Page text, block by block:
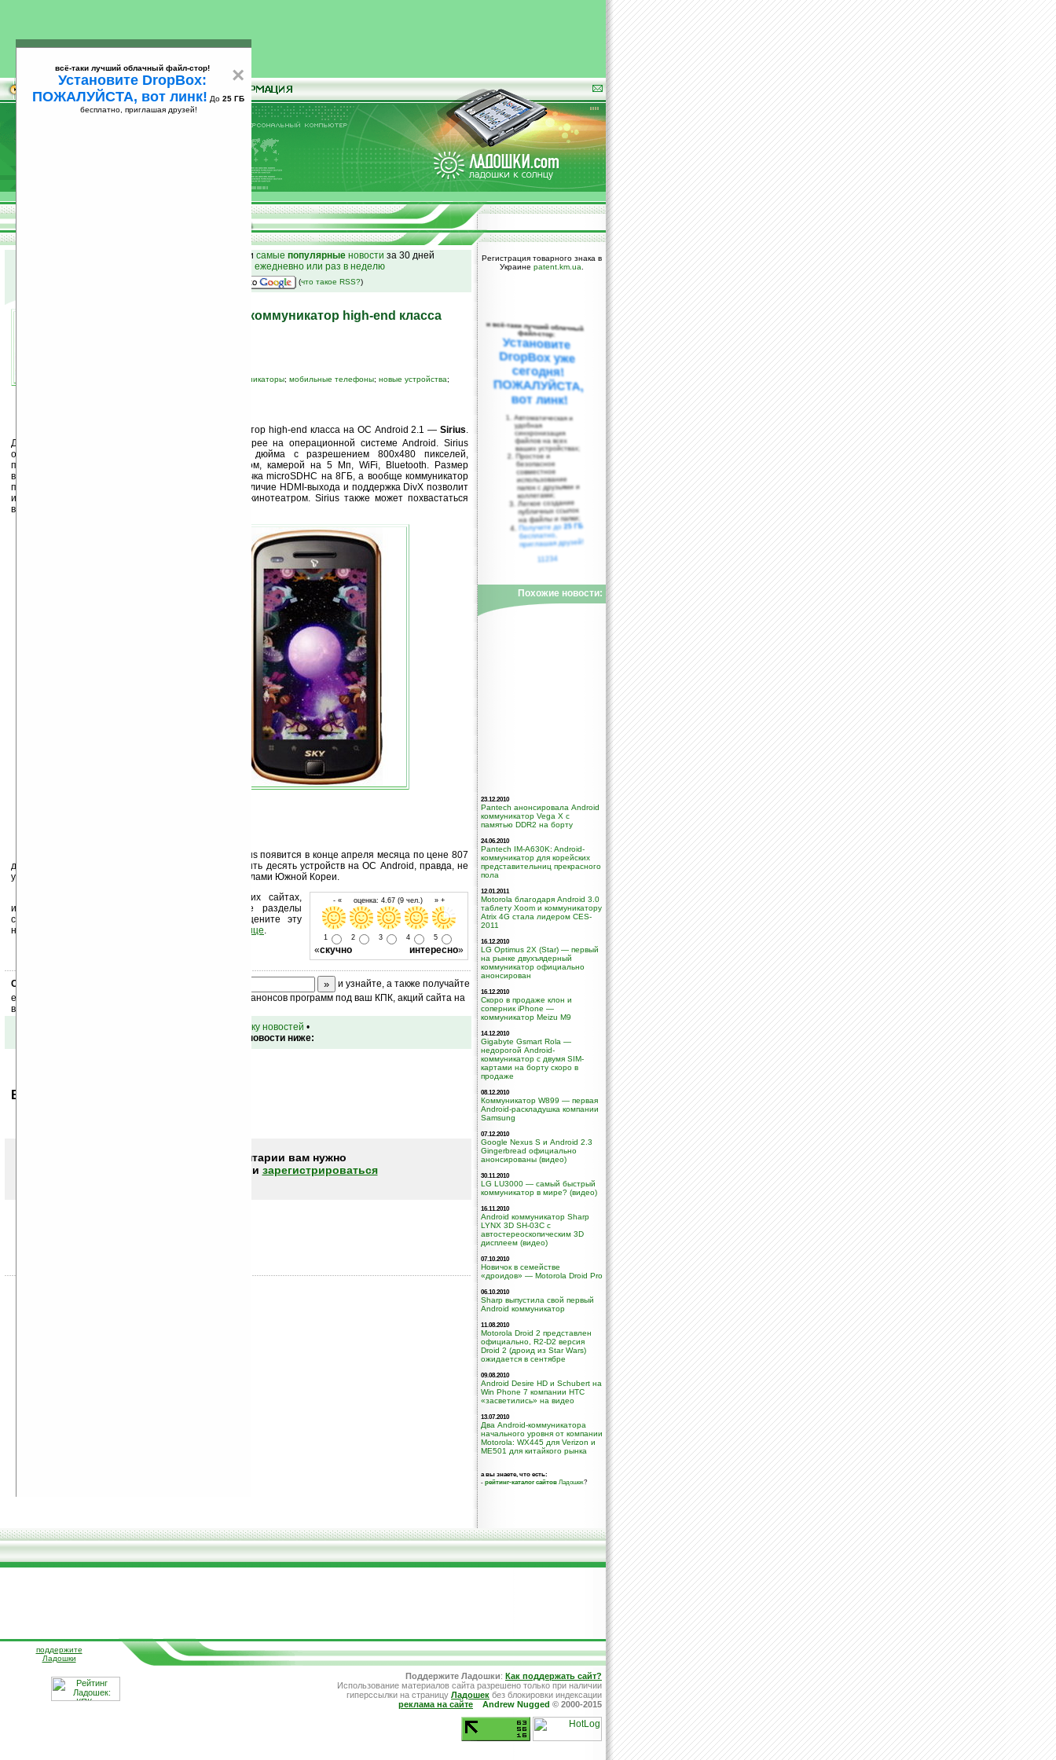
25
и самые популярные новости за 30 дней
на email ежедневно или раз в неделю
(что такое RSS?)
Sirius — Pantech Android-коммуникатор high-end класса
коммуникаторы; мобильные телефоны; новые устройства;
представила свой первый коммуникатор high-end класса на ОС Android 2.1 — Sirius.
Данный коммуникатор будет третьим в Южной Корее на операционной системе Android. Sirius
оснащён сенсорным AMOLED-дисплеем на 3.7 дюйма с разрешением 800x480 пикселей,
процессором Snapdragon 1 ГГц, T-DMB TV-тюнером, камерой на 5 Мп, WiFi, Bluetooth. Размер
встроенной памяти 500MБ. В комплекте идет карточка microSDHC на 8ГБ, а вообще коммуникатор
поддерживает карты памяти размером до 32 ГБ. Наличие HDMI-выхода и поддержка DivX позволит
использовать коммуникатор в связке с домашним кинотеатром. Sirius также может похвастаться
встроенным веб-браузером с поддержкой Flash.
В сети мобильного оператора SK Telecom Sirius появится в конце апреля месяца по цене 807
долларов. Pantech планирует до конца года выпустить десять устройств на ОС Android, правда, не
уточняет, сколько из них будут продаваться за пределами Южной Кореи.
- « оценка: 4.67 (9 чел.) » +
1 2 3 4 5
«скучно интересно»
Устанавливайте линк на Ладошки на своих сайтах,
изучайте коммерческую информацию, посещайте разделы
сайта (форум, чат, новости, файлы, прочие). Оцените эту
новость и оставьте свой комментарий
ниже на странице.
Скоро
и узнайте, а также получайте
ежедневный или еженедельный дайджест новостей, анонсов программ под ваш КПК, акций сайта на
ваш почтовый ящик.
вернуться к списку новостей •
Обсуждение этой новости ниже:
Ваше мнение будет первым.
Чтобы писать комментарии вам нужно
или зарегистрироваться
Регистрация товарного знака в
Украине patent.km.ua
×
всё-таки лучший облачный файл-стор!
Установите DropBox:
ПОЖАЛУЙСТА, вот линк! До 25 ГБ
бесплатно, приглашая друзей!
и всё-таки лучший облачный
файл-стор:
Установите
DropBox уже
сегодня!
ПОЖАЛУЙСТА,
вот линк!
Автоматическая и
удобная
синхронизация
файлов на всех
ваших устройствах;
Простое и
безопасное
совместное
использование
папок с друзьями и
коллегами;
Легкое создание
публичных ссылок
на файлы и папки;
Получите до25 ГБ
бесплатно,
приглашая друзей!
11234
Похожие новости:
23.12.2010
Pantech анонсировала Android
коммуникатор Vega X с
памятью DDR2 на борту
24.06.2010
Pantech IM-A630K: Android-
коммуникатор для корейских
представительниц прекрасного
пола
12.01.2011
Motorola благодаря Android 3.0
таблету Xoom и коммуникатору
Atrix 4G стала лидером CES-
2011
16.12.2010
LG Optimus 2X (Star) — первый
на рынке двухъядерный
коммуникатор официально
анонсирован
16.12.2010
Скоро в продаже клон и
соперник iPhone —
коммуникатор Meizu M9
14.12.2010
Gigabyte Gsmart Rola —
недорогой Android-
коммуникатор с двумя SIM-
картами на борту скоро в
продаже
08.12.2010
Коммуникатор W899 — первая
Android-раскладушка компании
Samsung
07.12.2010
Google Nexus S и Android 2.3
Gingerbread официально
анонсированы (видео)
30.11.2010
LG LU3000 — самый быстрый
коммуникатор в мире? (видео)
16.11.2010
Android коммуникатор Sharp
LYNX 3D SH-03C с
автостереоскопическим 3D
дисплеем (видео)
07.10.2010
Новичок в семействе
«дроидов» — Motorola Droid Pro
06.10.2010
Sharp выпустила свой первый
Android коммуникатор
11.08.2010
Motorola Droid 2 представлен
официально, R2-D2 версия
Droid 2 (дроид из Star Wars)
ожидается в сентябре
09.08.2010
Android Desire HD и Schubert на
Win Phone 7 компании НТС
«засветились» на видео
13.07.2010
Два Android-коммуникатора
начального уровня от компании
Motorola: WX445 для Verizon и
ME501 для китайкого рынка
а вы знаете, что есть:
- рейтинг-каталог сайтов Ладошек?
поддержите
Ладошки
Поддержите Ладошки: Как поддержать сайт?
Использование материалов сайта разрешено только при наличии
гиперссылки на страницу Ладошек без блокировки индексации
реклама на сайте
Andrew Nugged © 2000-2015